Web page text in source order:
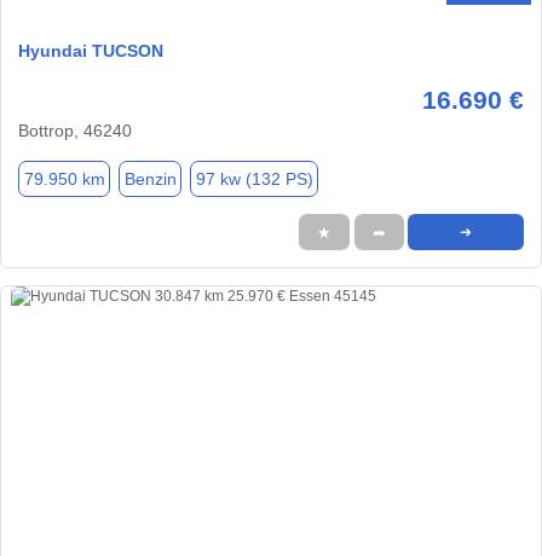
Hyundai TUCSON
16.690 €
Bottrop, 46240
79.950 km Benzin 97 kw (132 PS)
★ ➦ ➜